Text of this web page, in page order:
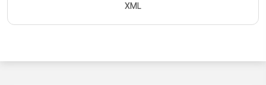
XML